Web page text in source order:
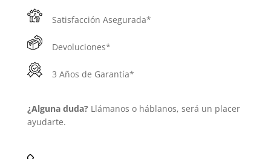
Satisfacción Asegurada*
Devoluciones*
3 Años de Garantía*
¿Alguna duda?Llámanos o háblanos, será un placer
ayudarte.